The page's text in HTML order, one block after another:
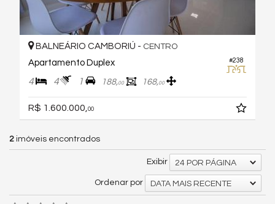
#238
BALNEÁRIO CAMBORIÚ - CENTRO
Apartamento Duplex
4 4 1 188,00 168,00
R$ 1.600.000,00
2 imóveis encontrados
Exibir 24 POR PÁGINA
Ordenar por DATA MAIS RECENTE